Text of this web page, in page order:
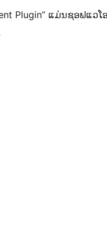
Plugin” ແມ່ນຊອຟແ